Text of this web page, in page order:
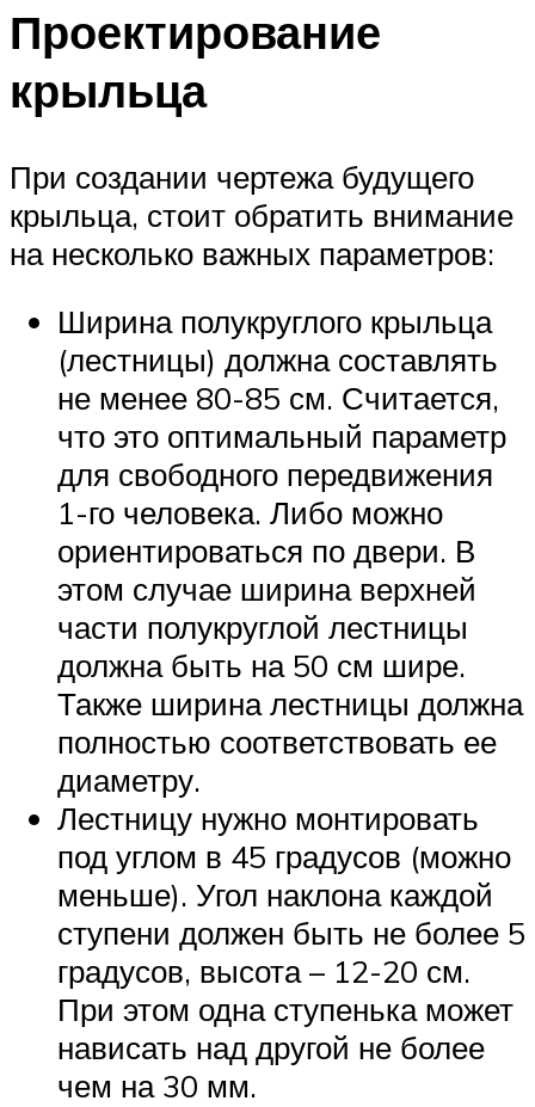
Проектирование
крыльца
При создании чертежа будущего
крыльца, стоит обратить внимание
на несколько важных параметров:
Ширина полукруглого крыльца
(лестницы) должна составлять
не менее 80-85 см. Считается,
что это оптимальный параметр
для свободного передвижения
1-го человека. Либо можно
ориентироваться по двери. В
этом случае ширина верхней
части полукруглой лестницы
должна быть на 50 см шире.
Также ширина лестницы должна
полностью соответствовать ее
диаметру.
Лестницу нужно монтировать
под углом в 45 градусов (можно
меньше). Угол наклона каждой
ступени должен быть не более 5
градусов, высота – 12-20 см.
При этом одна ступенька может
нависать над другой не более
чем на 30 мм.